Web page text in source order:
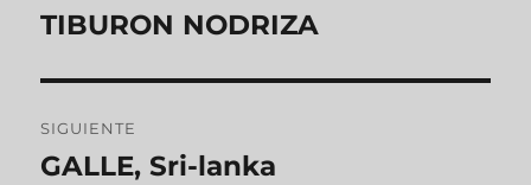
TIBURON NODRIZA
SIGUIENTE
GALLE, Sri-lanka